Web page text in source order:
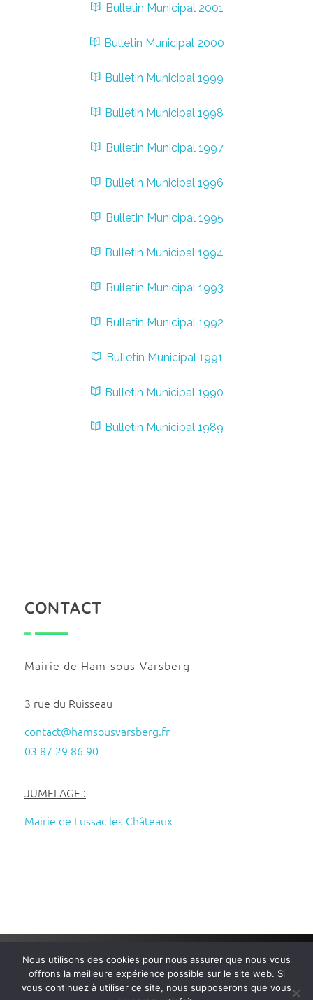
Bulletin Municipal 2001
Bulletin Municipal 2000
Bulletin Municipal 1999
Bulletin Municipal 1998
Bulletin Municipal 1997
Bulletin Municipal 1996
Bulletin Municipal 1995
Bulletin Municipal 1994
Bulletin Municipal 1993
Bulletin Municipal 1992
Bulletin Municipal 1991
Bulletin Municipal 1990
Bulletin Municipal 1989
CONTACT
Mairie de Ham-sous-Varsberg
3 rue du Ruisseau
contact@hamsousvarsberg.fr
03 87 29 86 90
JUMELAGE :
Mairie de Lussac les Châteaux
Mairie de Ham-sous-Varsberg– Tous droits réservés – Réalisé
parWembi Communication–Mentions légales– Politique de
Confidentialité
Nous utilisons des cookies pour nous assurer que nous vous
offrons la meilleure expérience possible sur le site web. Si
vous continuez à utiliser ce site, nous supposerons que vous